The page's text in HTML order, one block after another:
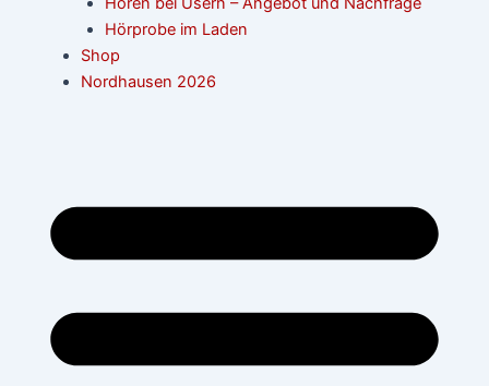
Hörprobe im Laden
Shop
Nordhausen 2026